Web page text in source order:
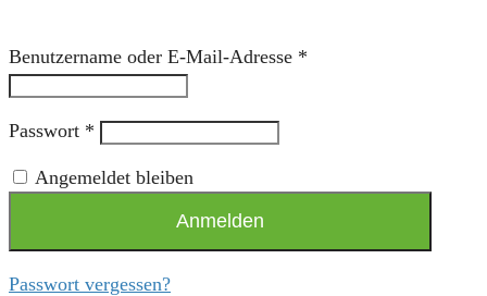
Benutzername oder E-Mail-Adresse *
Passwort *
Angemeldet bleiben
Anmelden
Passwort vergessen?